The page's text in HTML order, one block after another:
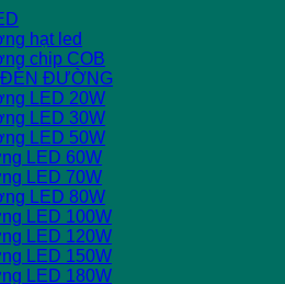
hạt led
chip COB
ĐÈN ĐƯỜNG
LED 20W
LED 30W
LED 50W
LED 60W
LED 70W
LED 80W
LED 100W
LED 120W
LED 150W
LED 180W